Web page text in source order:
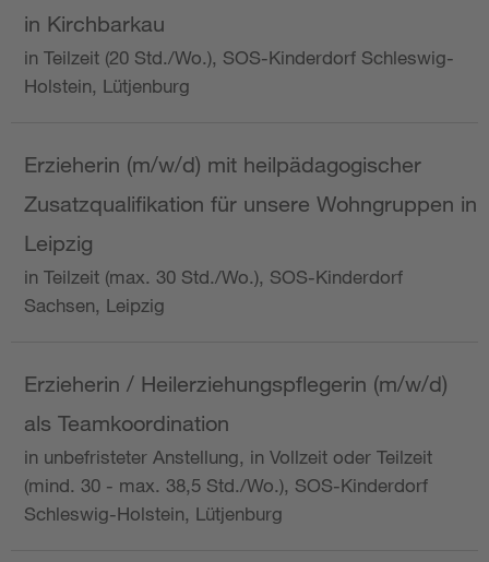
in Kirchbarkau
in Teilzeit (20 Std./Wo.), SOS-Kinderdorf Schleswig-
Holstein, Lütjenburg
Erzieherin (m/w/d) mit heilpädagogischer
Zusatzqualifikation für unsere Wohngruppen in
Leipzig
in Teilzeit (max. 30 Std./Wo.), SOS-Kinderdorf
Sachsen, Leipzig
Erzieherin / Heilerziehungspflegerin (m/w/d)
als Teamkoordination
in unbefristeter Anstellung, in Vollzeit oder Teilzeit
(mind. 30 - max. 38,5 Std./Wo.), SOS-Kinderdorf
Schleswig-Holstein, Lütjenburg